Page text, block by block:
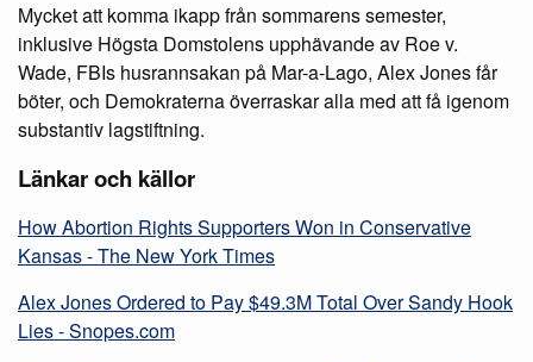
Mycket att komma ikapp från sommarens semester,
inklusive Högsta Domstolens upphävande av Roe v.
Wade, FBIs husrannsakan på Mar-a-Lago, Alex Jones får
böter, och Demokraterna överraskar alla med att få igenom
substantiv lagstiftning.
Länkar och källor
How Abortion Rights Supporters Won in Conservative
Kansas - The New York Times
Alex Jones Ordered to Pay $49.3M Total Over Sandy Hook
Lies - Snopes.com